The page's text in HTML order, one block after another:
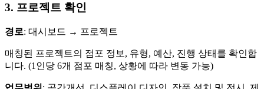
3. 프로젝트 확인
경로: 대시보드 → 프로젝트
매칭된 프로젝트의 점포 정보, 유형, 예산, 진행 상태를 확인합
니다. (1인당 6개 점포 매칭, 상황에 따라 변동 가능)